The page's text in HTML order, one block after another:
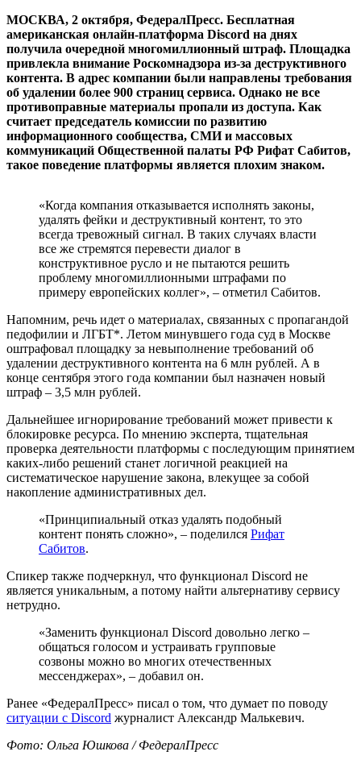
МОСКВА, 2 октября, ФедералПресс. Бесплатная
американская онлайн-платформа Discord на днях
получила очередной многомиллионный штраф. Площадка
привлекла внимание Роскомнадзора из-за деструктивного
контента. В адрес компании были направлены требования
об удалении более 900 страниц сервиса. Однако не все
противоправные материалы пропали из доступа. Как
считает председатель комиссии по развитию
информационного сообщества, СМИ и массовых
коммуникаций Общественной палаты РФ Рифат Сабитов,
такое поведение платформы является плохим знаком.
«Когда компания отказывается исполнять законы,
удалять фейки и деструктивный контент, то это
всегда тревожный сигнал. В таких случаях власти
все же стремятся перевести диалог в
конструктивное русло и не пытаются решить
проблему многомиллионными штрафами по
примеру европейских коллег», – отметил Сабитов.
Напомним, речь идет о материалах, связанных с пропагандой
педофилии и ЛГБТ*. Летом минувшего года суд в Москве
оштрафовал площадку за невыполнение требований об
удалении деструктивного контента на 6 млн рублей. А в
конце сентября этого года компании был назначен новый
штраф – 3,5 млн рублей.
Дальнейшее игнорирование требований может привести к
блокировке ресурса. По мнению эксперта, тщательная
проверка деятельности платформы с последующим принятием
каких-либо решений станет логичной реакцией на
систематическое нарушение закона, влекущее за собой
накопление административных дел.
«Принципиальный отказ удалять подобный
контент понять сложно», – поделился Рифат
Сабитов.
Спикер также подчеркнул, что функционал Discord не
является уникальным, а потому найти альтернативу сервису
нетрудно.
«Заменить функционал Discord довольно легко –
общаться голосом и устраивать групповые
созвоны можно во многих отечественных
мессенджерах», – добавил он.
Ранее «ФедералПресс» писал о том, что думает по поводу
ситуации с Discord журналист Александр Малькевич.
Фото: Ольга Юшкова / ФедералПресс